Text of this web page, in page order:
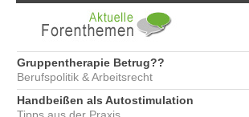
Gruppentherapie Betrug??
Berufspolitik & Arbeitsrecht
Handbeißen als Autostimulation